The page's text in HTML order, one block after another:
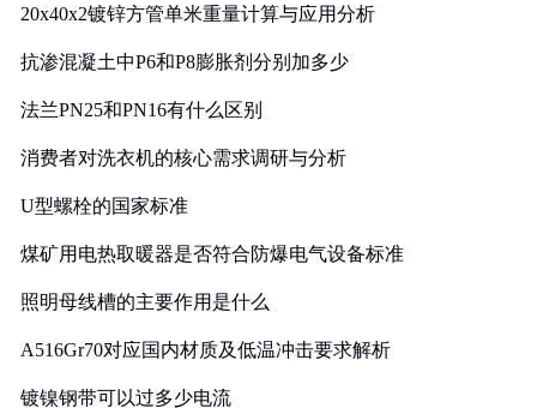
20x40x2镀锌方管单米重量计算与应用分析
抗渗混凝土中P6和P8膨胀剂分别加多少
法兰PN25和PN16有什么区别
消费者对洗衣机的核心需求调研与分析
U型螺栓的国家标准
煤矿用电热取暖器是否符合防爆电气设备标准
照明母线槽的主要作用是什么
A516Gr70对应国内材质及低温冲击要求解析
镀镍钢带可以过多少电流